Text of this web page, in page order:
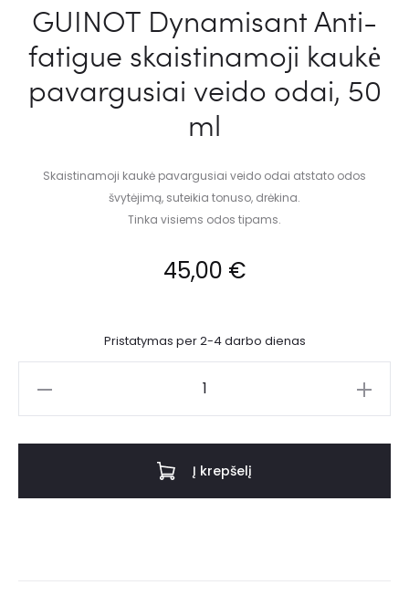
GUINOT Dynamisant Anti-
fatigue skaistinamoji kaukė
pavargusiai veido odai, 50
ml
Skaistinamoji kaukė pavargusiai veido odai atstato odos
švytėjimą, suteikia tonuso, drėkina.
Tinka visiems odos tipams.
45,00 €
Pristatymas per 2-4 darbo dienas
Į krepšelį